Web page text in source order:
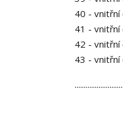
40 - vnitřní
41 - vnitřní
42 - vnitřní
43 - vnitřní